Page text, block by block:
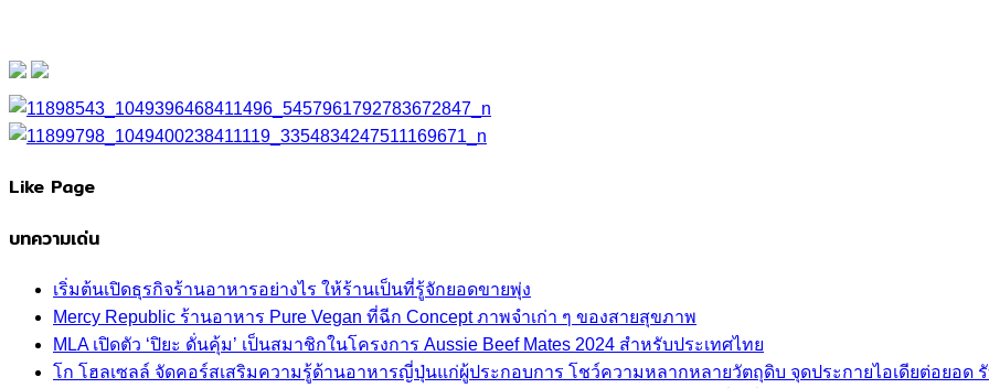
Like Page
บทความเด่น
เริ่มต้นเปิดธุรกิจร้านอาหารอย่างไร ให้ร้านเป็นที่รู้จักยอดขายพุ่ง
Mercy Republic ร้านอาหาร Pure Vegan ที่ฉีก Concept ภาพจำเก่า ๆ ของสายสุขภาพ
MLA เปิดตัว ‘ปิยะ ดั่นคุ้ม’ เป็นสมาชิกในโครงการ Aussie Beef Mates 2024 สำหรับประเทศไทย
โก โฮลเซลล์ จัดคอร์สเสริมความรู้ด้านอาหารญี่ปุ่นแก่ผู้ประกอบการ โชว์ความหลากหลายวัตถุดิบ จุดประกายไอเดียต่อยอด